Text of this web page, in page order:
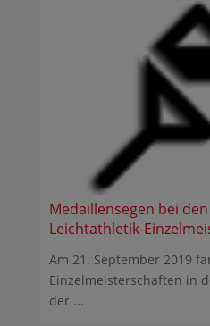
Medaillensegen bei
Leichtathletik-
Am 21. September 2019
Einzelmeisterschaften in
der ...